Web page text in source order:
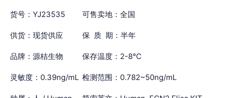
货号：YJ23535 可售卖地：全国
供货：现货供应 保 质 期：半年
品牌：源桔生物 保存温度：2-8℃
灵敏度：0.39ng/mL 检测范围：0.782~50ng/mL